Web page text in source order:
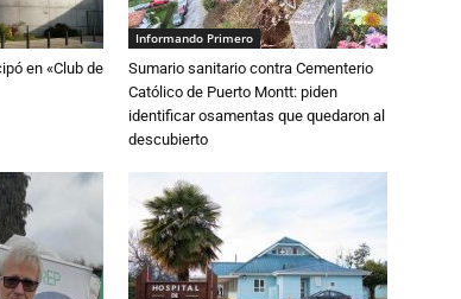
en «Club de
Informando Primero
Sumario sanitario contra Cementerio
Católico de Puerto Montt: piden
identificar osamentas que quedaron al
descubierto